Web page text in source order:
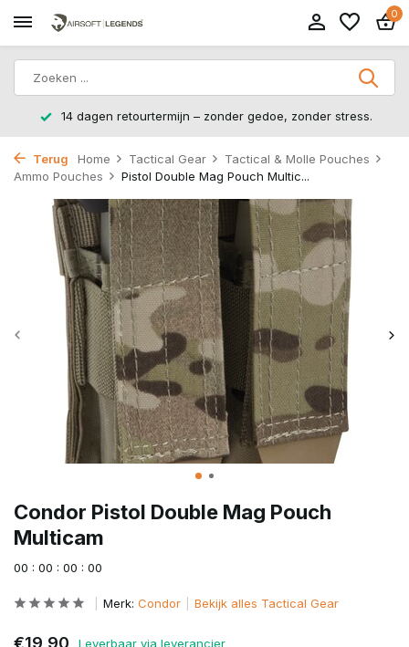
0
14 dagen retourtermijn – zonder gedoe, zonder stress.
Terug Home Tactical Gear
Tactical & Molle Pouches
Ammo Pouches
Pistol Double Mag Pouch Multic...
Condor Pistol Double Mag Pouch
Multicam
00 : 00 : 00 : 00
Merk: Condor Bekijk alles Tactical Gear
€19,90
Leverbaar via leverancier